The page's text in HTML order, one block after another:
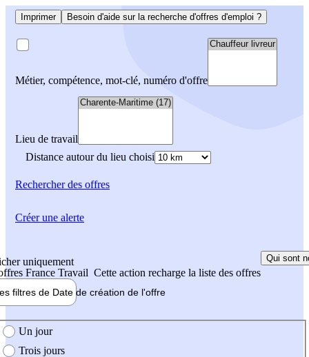
Imprimer Besoin d'aide sur la recherche d'offres d'emploi ?
Métier, compétence, mot-clé, numéro d'offre
Lieu de travail
Distance autour du lieu choisi
Rechercherdes offres
uniquement
France Travail Cette action recharge la liste des offres
Qui sont
filtres de Date de création de l'offre
création de l'offre
Un jour
Trois jours
Créer une alerte